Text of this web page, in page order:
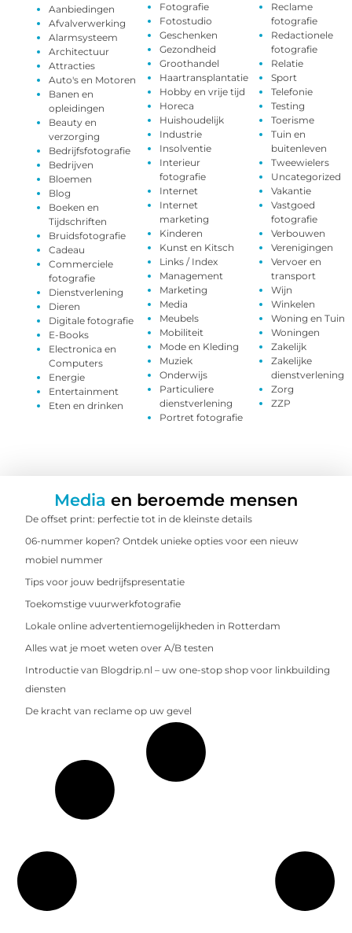
Aanbiedingen
Afvalverwerking
Alarmsysteem
Architectuur
Attracties
Auto's en Motoren
Banen en
opleidingen
Beauty en
verzorging
Bedrijfsfotografie
Bedrijven
Bloemen
Blog
Boeken en
Tijdschriften
Bruidsfotografie
Cadeau
Commerciele
fotografie
Dienstverlening
Dieren
Digitale fotografie
E-Books
Electronica en
Computers
Energie
Entertainment
Eten en drinken
Fotografie
Fotostudio
Geschenken
Gezondheid
Groothandel
Haartransplantatie
Hobby en vrije tijd
Horeca
Huishoudelijk
Industrie
Insolventie
Interieur
fotografie
Internet
Internet
marketing
Kinderen
Kunst en Kitsch
Links / Index
Management
Marketing
Media
Meubels
Mobiliteit
Mode en Kleding
Muziek
Onderwijs
Particuliere
dienstverlening
Portret fotografie
Reclame
fotografie
Redactionele
fotografie
Relatie
Sport
Telefonie
Testing
Toerisme
Tuin en
buitenleven
Tweewielers
Uncategorized
Vakantie
Vastgoed
fotografie
Verbouwen
Verenigingen
Vervoer en
transport
Wijn
Winkelen
Woning en Tuin
Woningen
Zakelijk
Zakelijke
dienstverlening
Zorg
ZZP
Media en beroemde mensen
De offset print: perfectie tot in de kleinste details
06-nummer kopen? Ontdek unieke opties voor een nieuw
mobiel nummer
Tips voor jouw bedrijfspresentatie
Toekomstige vuurwerkfotografie
Lokale online advertentiemogelijkheden in Rotterdam
Alles wat je moet weten over A/B testen
Introductie van Blogdrip.nl – uw one-stop shop voor linkbuilding
diensten
De kracht van reclame op uw gevel